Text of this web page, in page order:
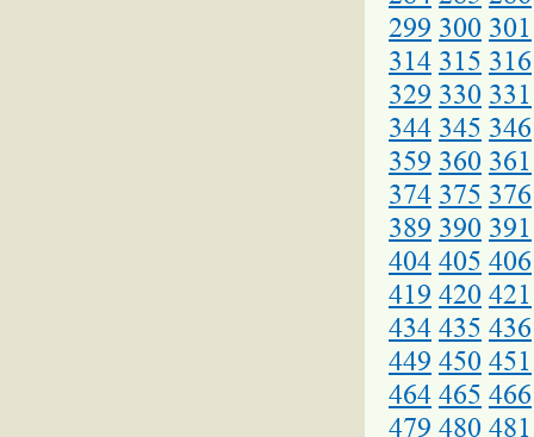
299 300 301
314 315 316
329 330 331
344 345 346
359 360 361
374 375 376
389 390 391
404 405 406
419 420 421
434 435 436
449 450 451
464 465 466
479 480 481